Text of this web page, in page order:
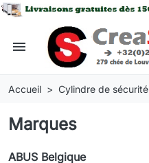
menu
Accueil Cylindre de sécurité
Marques
ABUS Belgique